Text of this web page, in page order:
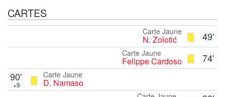
CARTES
49'
Carte Jaune
N. Zolotić
74'
Carte Jaune
Felippe Cardoso
Carte Jaune
D. Namaso
90'
+9